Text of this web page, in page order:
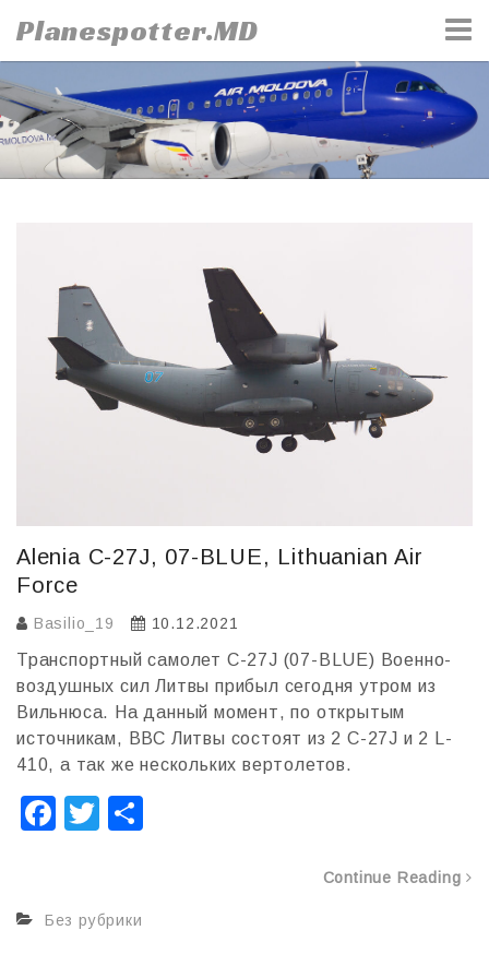
to
content
Planespotter.MD
Alenia C-27J, 07-BLUE, Lithuanian Air
Force
Basilio_19 10.12.2021
Транспортный самолет C-27J (07-BLUE) Военно-
воздушных сил Литвы прибыл сегодня утром из
Вильнюса. На данный момент, по открытым
источникам, ВВС Литвы состоят из 2 C-27J и 2 L-
410, а так же нескольких вертолетов.
F
e
T
er
Continue Reading
Без рубрики